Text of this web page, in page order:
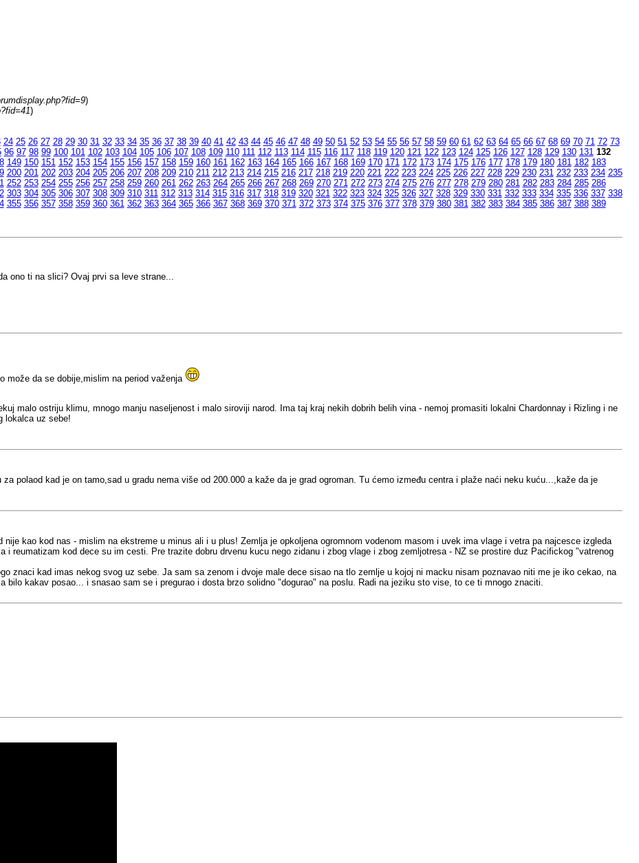
)
)
24 25 26 27 28 29 30 31 32 33 34 35 36 37 38 39 40 41 42 43 44 45 46 47 48 49 50 51 52 53 54 55 56 57 58 59 60 61 62 63 64 65 66 67 68 69 70 71 72 73
96 97 98 99 100 101 102 103 104 105 106 107 108 109 110 111 112 113 114 115 116 117 118 119 120 121 122 123 124 125 126 127 128 129 130 131 132
149 150 151 152 153 154 155 156 157 158 159 160 161 162 163 164 165 166 167 168 169 170 171 172 173 174 175 176 177 178 179 180 181 182 183
200 201 202 203 204 205 206 207 208 209 210 211 212 213 214 215 216 217 218 219 220 221 222 223 224 225 226 227 228 229 230 231 232 233 234 235
252 253 254 255 256 257 258 259 260 261 262 263 264 265 266 267 268 269 270 271 272 273 274 275 276 277 278 279 280 281 282 283 284 285 286
303 304 305 306 307 308 309 310 311 312 313 314 315 316 317 318 319 320 321 322 323 324 325 326 327 328 329 330 331 332 333 334 335 336 337 338
355 356 357 358 359 360 361 362 363 364 365 366 367 368 369 370 371 372 373 374 375 376 377 378 379 380 381 382 383 384 385 386 387 388 389
ono ti na slici? Ovaj prvi sa leve strane...
može da se dobije,mislim na period važenja
malo ostriju klimu, mnogo manju naseljenost i malo siroviji narod. Ima taj kraj nekih dobrih belih vina - nemoj promasiti lokalni Chardonnay i Rizling i ne
lokalca uz sebe!
polaod kad je on tamo,sad u gradu nema više od 200.000 a kaže da je grad ogroman. Tu ćemo između centra i plaže naći neku kuću...,kaže da je
kao kod nas - mislim na ekstreme u minus ali i u plus! Zemlja je opkoljena ogromnom vodenom masom i uvek ima vlage i vetra pa najcesce izgleda
i reumatizam kod dece su im cesti. Pre trazite dobru drvenu kucu nego zidanu i zbog vlage i zbog zemljotresa - NZ se prostire duz Pacifickog "vatrenog
znaci kad imas nekog svog uz sebe. Ja sam sa zenom i dvoje male dece sisao na tlo zemlje u kojoj ni macku nisam poznavao niti me je iko cekao, na
kakav posao... i snasao sam se i pregurao i dosta brzo solidno "dogurao" na poslu. Radi na jeziku sto vise, to ce ti mnogo znaciti.